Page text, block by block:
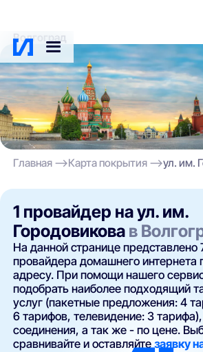
Волгоград
Главная Карта покрытия ул. им.
1 провайдер на ул. им.
Городовикова в
На данной странице представлено
провайдера домашнего
адресу. При помощи нашего
подобрать наиболее подходящий
услуг (пакетные предложения: 4
6 тарифов, телевидение: 3
соединения, а так же - по цене.
сравнивайте и оставляйтезаявку